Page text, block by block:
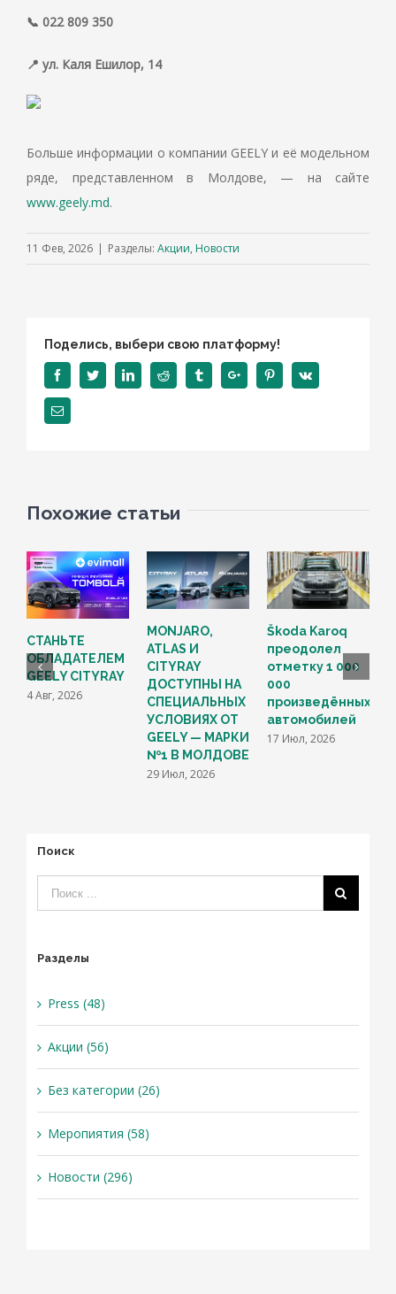
📞 022 809 350
📍 ул. Каля Ешилор, 14
Больше информации о компании GEELY и её модельном
ряде, представленном в Молдове, — на сайте
www.geely.md.
11 Фев, 2026 | Разделы: Акции, Новости
Поделись, выбери свою платформу!
FacebookTwitterLinkedinReddit TumblrGoogle+ PinterestVk
Email
Похожие статьи
СТАНЬТЕ
ОБЛАДАТЕЛЕМ
GEELY CITYRAY
4 Авг, 2026
MONJARO,
ATLAS И
CITYRAY
ДОСТУПНЫ НА
СПЕЦИАЛЬНЫХ
УСЛОВИЯХ ОТ
GEELY — МАРКИ
№1 В МОЛДОВЕ
29 Июл, 2026
Škoda Karoq
преодолел
отметку 1 000
000
произведённых
автомобилей
17 Июл, 2026
Поиск
Разделы
Press (48)
Акции (56)
Без категории (26)
Меропиятия (58)
Новости (296)